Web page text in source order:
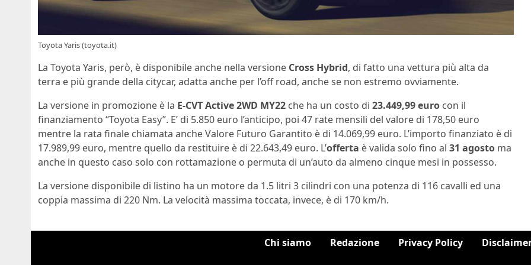
Toyota Yaris (toyota.it)
La Toyota Yaris, però, è disponibile anche nella versione Cross Hybrid, di fatto una vettura più alta da
terra e più grande della citycar, adatta anche per l’off road, anche se non estremo ovviamente.
La versione in promozione è la E-CVT Active 2WD MY22 che ha un costo di 23.449,99 euro con il
finanziamento “Toyota Easy”. E’ di 5.850 euro l’anticipo, poi 47 rate mensili del valore di 178,50 euro
mentre la rata finale chiamata anche Valore Futuro Garantito è di 14.069,99 euro. L’importo finanziato è di
17.989,99 euro, mentre quello da restituire è di 22.643,49 euro. L’offerta è valida solo fino al 31 agosto ma
anche in questo caso solo con rottamazione o permuta di un’auto da almeno cinque mesi in possesso.
La versione disponibile di listino ha un motore da 1.5 litri 3 cilindri con una potenza di 116 cavalli ed una
coppia massima di 220 Nm. La velocità massima toccata, invece, è di 170 km/h.
Chi siamo Redazione Privacy Policy